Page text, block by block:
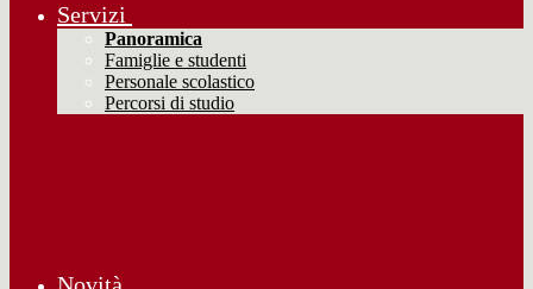
Servizi
Panoramica
Famiglie e studenti
Personale scolastico
Percorsi di studio